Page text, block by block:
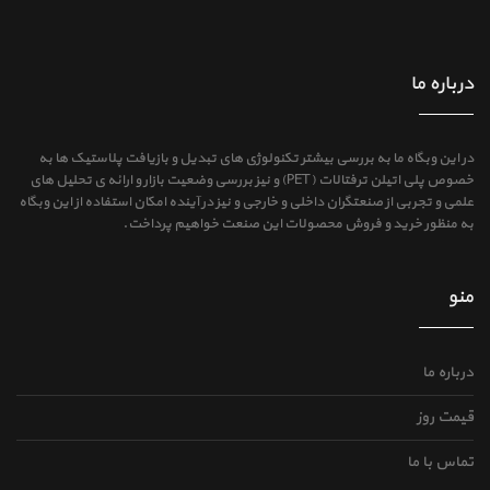
درباره ما
در این وبگاه ما به بررسی بیشتر تکنولوژی های تبدیل و بازیافت پلاستیک ها به
خصوص پلی اتیلن ترفتالات (PET) و نیز بررسی وضعیت بازار و ارائه ی تحلیل های
علمی و تجربی از صنعتگران داخلی و خارجی و نیز در آینده امکان استفاده از این وبگاه
به منظور خرید و فروش محصولات این صنعت خواهیم پرداخت.
منو
درباره ما
قیمت روز
تماس با ما